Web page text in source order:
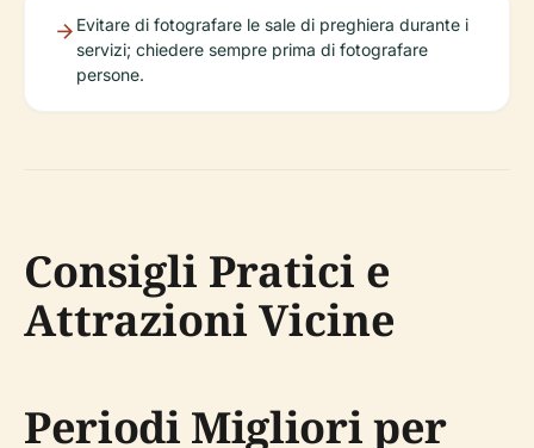
Evitare di fotografare le sale di preghiera durante i
servizi; chiedere sempre prima di fotografare
persone.
Consigli Pratici e
Attrazioni Vicine
Periodi Migliori per